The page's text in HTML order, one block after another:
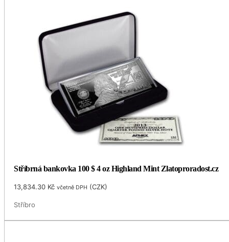
Stříbrná bankovka 100 $ 4 oz Highland Mint Zlatoproradost.cz
13,834.30 Kč včetně DPH (CZK)
Stříbro